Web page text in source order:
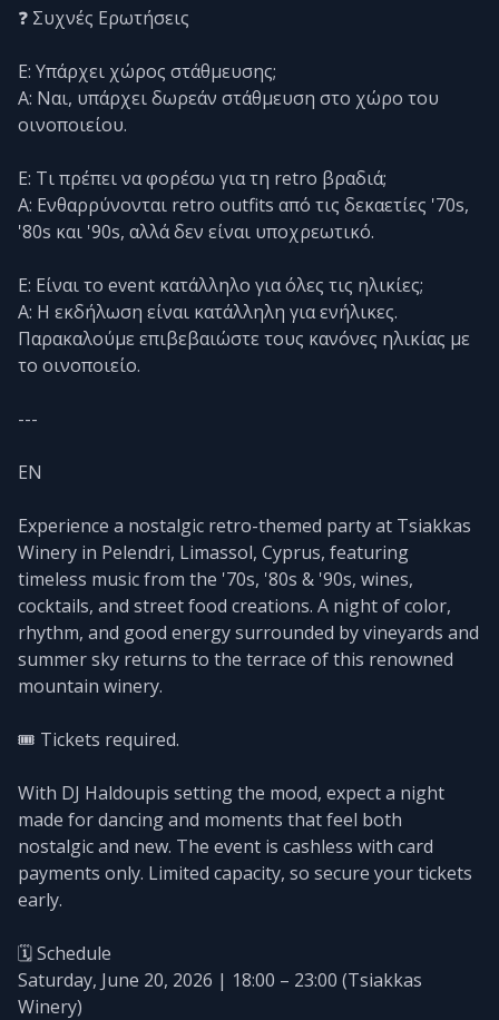
❓ Συχνές Ερωτήσεις
Ε: Υπάρχει χώρος στάθμευσης;
Α: Ναι, υπάρχει δωρεάν στάθμευση στο χώρο του
οινοποιείου.
Ε: Τι πρέπει να φορέσω για τη retro βραδιά;
Α: Ενθαρρύνονται retro outfits από τις δεκαετίες '70s,
'80s και '90s, αλλά δεν είναι υποχρεωτικό.
Ε: Είναι το event κατάλληλο για όλες τις ηλικίες;
Α: Η εκδήλωση είναι κατάλληλη για ενήλικες.
Παρακαλούμε επιβεβαιώστε τους κανόνες ηλικίας με
το οινοποιείο.
---
EN
Experience a nostalgic retro-themed party at Tsiakkas
Winery in Pelendri, Limassol, Cyprus, featuring
timeless music from the '70s, '80s & '90s, wines,
cocktails, and street food creations. A night of color,
rhythm, and good energy surrounded by vineyards and
summer sky returns to the terrace of this renowned
mountain winery.
🎟️ Tickets required.
With DJ Haldoupis setting the mood, expect a night
made for dancing and moments that feel both
nostalgic and new. The event is cashless with card
payments only. Limited capacity, so secure your tickets
early.
🗓️ Schedule
Saturday, June 20, 2026 | 18:00 – 23:00 (Tsiakkas
Winery)